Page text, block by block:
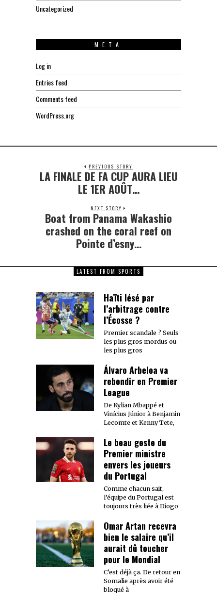
Uncategorized
META
Log in
Entries feed
Comments feed
WordPress.org
PREVIOUS STORY
Previous
post:
LA FINALE DE FA CUP AURA LIEU
LE 1ER AOÛT…
NEXT STORY
Next
Boat from Panama Wakashio
crashed on the coral reef on
Pointe d’esny…
LATEST FROM SPORTS
Haïti lésé par
l’arbitrage contre
l’Écosse ?
Premier scandale ? Seuls
les plus gros mordus ou
les plus gros
Álvaro Arbeloa va
rebondir en Premier
League
De Kylian Mbappé et
Vinícius Júnior à Benjamin
Lecomte et Kenny Tete,
Le beau geste du
Premier ministre
envers les joueurs
du Portugal
Comme chacun sait,
l’équipe du Portugal est
toujours très liée à Diogo
Omar Artan recevra
bien le salaire qu’il
aurait dû toucher
pour le Mondial
C’est déjà ça. De retour en
Somalie après avoir été
bloqué à